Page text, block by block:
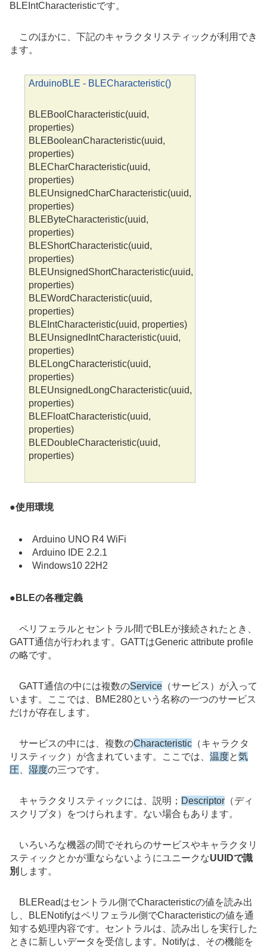
BLEIntCharacteristicです。
このほかに、下記のキャラクタリスティックが利用でき
ます。
ArduinoBLE - BLECharacteristic()
BLEBoolCharacteristic(uuid,
properties)
BLEBooleanCharacteristic(uuid,
properties)
BLECharCharacteristic(uuid,
properties)
BLEUnsignedCharCharacteristic(uuid,
properties)
BLEByteCharacteristic(uuid,
properties)
BLEShortCharacteristic(uuid,
properties)
BLEUnsignedShortCharacteristic(uuid,
properties)
BLEWordCharacteristic(uuid,
properties)
BLEIntCharacteristic(uuid, properties)
BLEUnsignedIntCharacteristic(uuid,
properties)
BLELongCharacteristic(uuid,
properties)
BLEUnsignedLongCharacteristic(uuid,
properties)
BLEFloatCharacteristic(uuid,
properties)
BLEDoubleCharacteristic(uuid,
properties)
●使用環境
Arduino UNO R4 WiFi
Arduino IDE 2.2.1
Windows10 22H2
● BLEの各種定義
ペリフェラルとセントラル間でBLEが接続されたとき、
GATT通信が行われます。GATTはGeneric attribute profile
の略です。
GATT通信の中には複数のService （サービス） が入って
います。ここでは、BME280という名称の一つのサービス
だけが存在します。
サービスの中には、複数のCharacteristic （キャラクタ
リスティック）が含まれています。ここでは、 温度と気
圧
湿度の三つです。
キャラクタリスティックには、説明； Descriptor （ディ
スクリプタ）をつけられます。ない場合もあります。
いろいろな機器の間でそれらのサービスやキャラクタリ
スティックとかが重ならないようにユニークなUUIDで識
別 します。
BLEReadはセントラル側でCharacteristicの値を読み出
し、BLENotifyはペリフェラル側でCharacteristicの値を通
知する処理内容です。セントラルは、読み出しを実行した
ときに新しいデータを受信します。Notifyは、その機能を